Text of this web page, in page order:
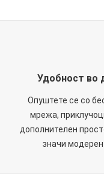
Удобност во
Опуштете се со
мрежа,
дополнителен
значи модерен